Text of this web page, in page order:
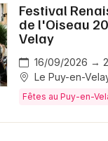
Festival
de l'Oiseau
Velay
16/09/2026 →
Le Puy-en-
Fêtes au Puy-en-